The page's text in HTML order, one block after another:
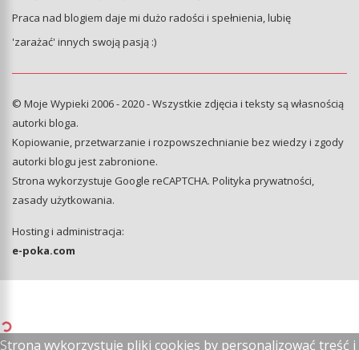
Praca nad blogiem daje mi dużo radości i spełnienia, lubię
'zarażać' innych swoją pasją :)
© Moje Wypieki 2006 - 2020 - Wszystkie zdjęcia i teksty są własnością
autorki bloga.
Kopiowanie, przetwarzanie i rozpowszechnianie bez wiedzy i zgody
autorki blogu jest zabronione.
Strona wykorzystuje Google reCAPTCHA. Polityka prywatności,
zasady użytkowania.
Hosting i administracja:
e-poka.com
Strona wykorzystuje pliki cookies by personalizować treść i